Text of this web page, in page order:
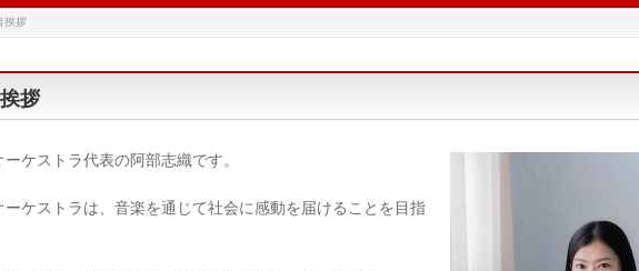
挨拶
拶
ケストラ代表の阿部志織です。
ーケストラは、音楽を通じて社会に感動を届けることを目指